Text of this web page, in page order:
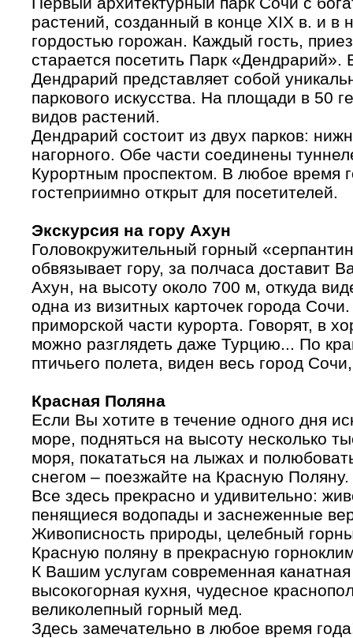
растений, созданный в конце XIX в. и в
гордостью горожан. Каждый гость,
старается посетить Парк
Дендрарий представляет собой
паркового искусства. На площади в 50
видов растений.
Дендрарий состоит из двух парков:
нагорного. Обе части соединены
Курортным проспектом. В любое время
гостеприимно открыт для посетителей.
Экскурсия на гору Ахун
Головокружительный горный
обвязывает гору, за полчаса доставит
Ахун, на высоту около 700 м, откуда
одна из визитных карточек города
приморской части курорта. Говорят, в
можно разглядеть даже Турцию... По
птичьего полета, виден весь город
Красная Поляна
Если Вы хотите в течение одного дня
море, подняться на высоту несколько
моря, покататься на лыжах и
снегом – поезжайте на Красную Поляну.
Все здесь прекрасно и удивительно:
пенящиеся водопады и заснеженные
Живописность природы, целебный
Красную поляну в прекрасную
К Вашим услугам современная
высокогорная кухня, чудесное
великолепный горный мед.
Здесь замечательно в любое время